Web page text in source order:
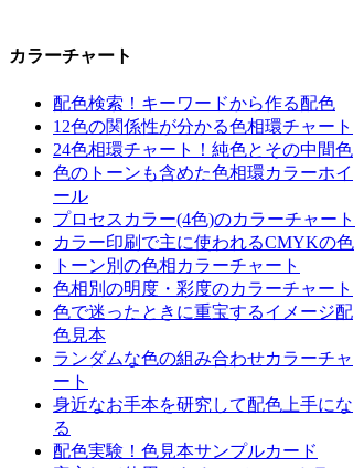
カラーチャート
配色検索！キーワードから作る配色
12色の関係性が分かる色相環チャート
24色相環チャート！純色とその中間色
色のトーンも含めた色相環カラーホイ
ール
プロセスカラー(4色)のカラーチャート
カラー印刷で主に使われるCMYKの色
トーン別の色相カラーチャート
色相別の明度・彩度のカラーチャート
色で迷ったときに重宝するイメージ配
色見本
ランダムな色の組み合わせカラーチャ
ート
身近なお手本を研究して配色上手にな
る
配色実験！色見本サンプルカード